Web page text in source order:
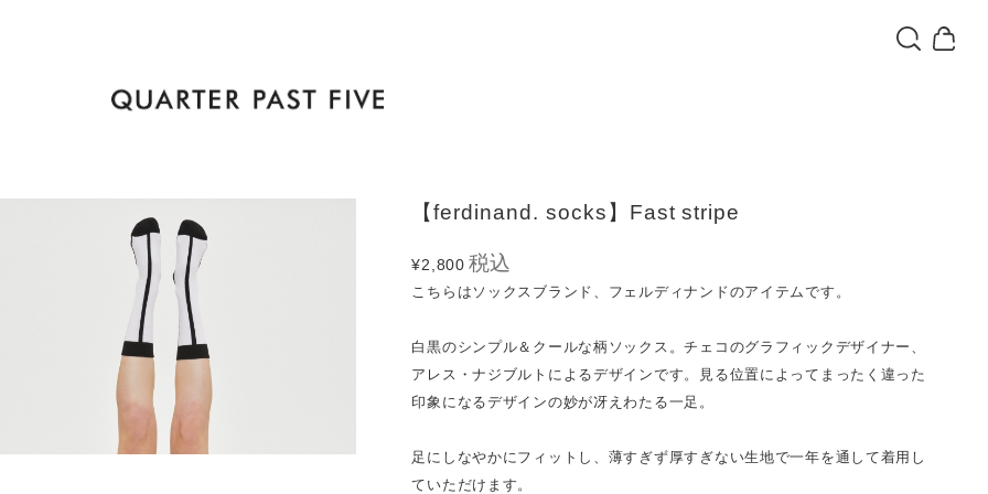
【ferdinand. socks】Fast stripe
¥2,800 税込
こちらはソックスブランド、フェルディナンドのアイテムです。
白黒のシンプル＆クールな柄ソックス。チェコのグラフィックデザイナー、
アレス・ナジブルトによるデザインです。見る位置によってまったく違った
印象になるデザインの妙が冴えわたる一足。
足にしなやかにフィットし、薄すぎず厚すぎない生地で一年を通して着用し
ていただけます。